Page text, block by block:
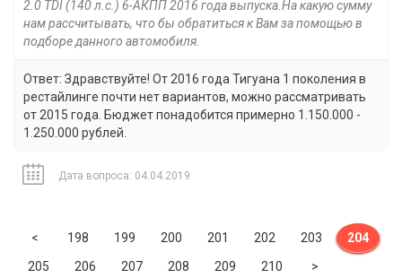
2.0 TDI (140 л.с.) 6-АКПП 2016 года выпуска.На какую сумму
нам рассчитывать, что бы обратиться к Вам за помощью в
подборе данного автомобиля.
Ответ: Здравствуйте! От 2016 года Тигуана 1 поколения в
рестайлинге почти нет вариантов, можно рассматривать
от 2015 года. Бюджет понадобится примерно 1.150.000 -
1.250.000 рублей.
Дата вопроса: 04.04.2019
< Previous
198 199 200 201 202 203
204
205
206 207 208 209 210 >